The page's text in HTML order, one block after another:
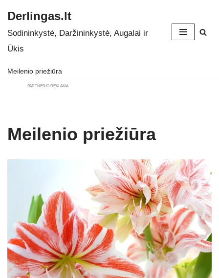
Skip
to
Derlingas.lt
Sodininkystė, Daržininkystė, Augalai ir
Ūkis
Meilenio priežiūra
PARTNERIO REKLAMA
Meilenio priežiūra